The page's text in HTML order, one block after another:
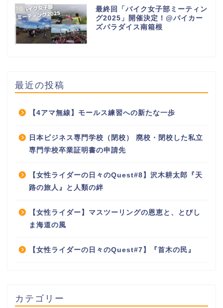
10
最終回「バイク女子部ミーティン
グ2025」開催決定！@バイカー
ズパラダイス南箱根
最近の投稿
【4アマ無線】モールス練習への新たな一歩
日本ビジネス専門学校（閉校） 廃校・閉校した私立
専門学校卒業証明書の申請先
【女性ライダーの日々のQuest#8】沢木耕太郎『天
路の旅人』と人類の絆
【女性ライダー】マスツーリングの恩恵と、とびし
ま海道の風
【女性ライダーの日々のQuest#7】『首木の民』
カテゴリー